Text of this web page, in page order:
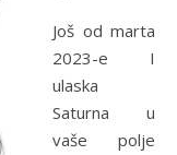
Još od marta
2023-e I
ulaska
Saturna u
vaše polje